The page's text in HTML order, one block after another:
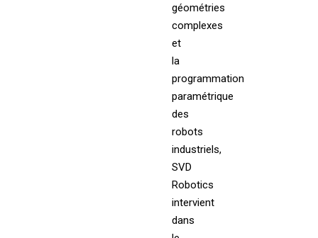
géométries
complexes
et
la
programmation
paramétrique
des
robots
industriels,
SVD
Robotics
intervient
dans